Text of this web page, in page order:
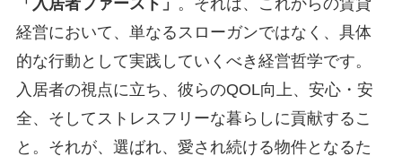
「入居者ファースト」 。それは、これからの賃貸
経営において、単なるスローガンではなく、具体
的な行動として実践していくべき経営哲学です。
入居者の視点に立ち、彼らのQOL向上、安心・安
全、そしてストレスフリーな暮らしに貢献するこ
と。それが、選ばれ、愛され続ける物件となるた